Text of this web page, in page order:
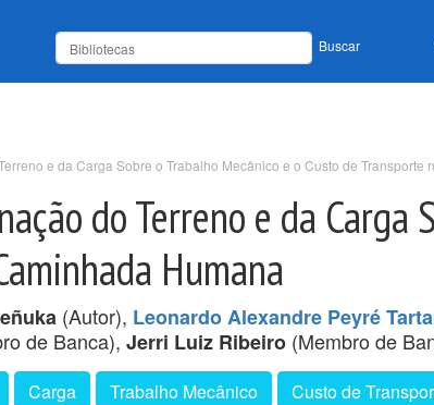
Buscar
e da Carga Sobre o Trabalho Mecânico e o Custo de Transporte
do Terreno e da Carga
Humana
(Autor), Leonardo Alexandre Peyré
de Banca), Jerri Luiz Ribeiro (Membro de
Carga Trabalho Mecânico Custo de